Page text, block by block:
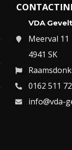
VDA
Meerval 11
4941 SK
0162 511
info@vda-